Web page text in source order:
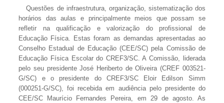
Questões de infraestrutura, organização, sistematização dos
horários das aulas e principalmente meios que possam se
refletir na qualificação e valorização do profissional de
Educação Física. Estas foram as demandas apresentadas ao
Conselho Estadual de Educação (CEE/SC) pela Comissão de
Educação Física Escolar do CREF3/SC. A Comissão, liderada
pelo seu presidente José Heriberto de Oliveira (CREF 003521-
G/SC) e o presidente do CREF3/SC Eloir Edilson Simm
(000251-G/SC), foi recebida em audiência pelo presidente do
CEE/SC Maurício Fernandes Pereira, em 29 de agosto. As